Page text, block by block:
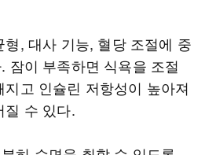
, 대사 기능, 혈당 조절에 중
잠이 부족하면 식욕을 조절
고 인슐린 저항성이 높아져
질 수 있다.